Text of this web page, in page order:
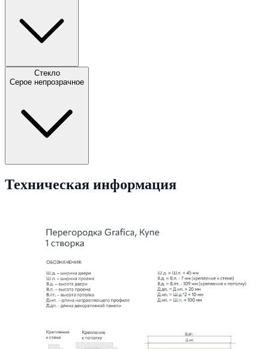
Стекло
Серое непрозрачное
Техническая информация